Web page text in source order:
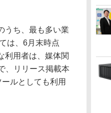
ち、最も多い業
は、6月末時点
利用者は、媒体関
、リリース掲載本
ルとしても利用